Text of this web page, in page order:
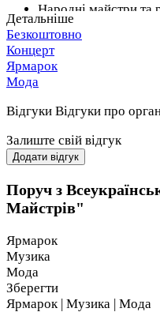
Народні майстри та
України!
Лялькарі
Виробники Hand
Сировари
Винороби
Медовари
Дизайнери одягу
Літератори
Майстер-класи
В асортименті товарів -
наливок, авторські
дизайнерські аксесуари
роботи.
Шануємо українське,
Детальніше
Безкоштовно
Концерт
Ярмарок
Мода
Відгуки Відгуки про
Залиште свій відгук
Додати відгук
Поруч з
Майстрів"
Ярмарок
Музика
Мода
Зберегти
Ярмарок | Музика | Мода